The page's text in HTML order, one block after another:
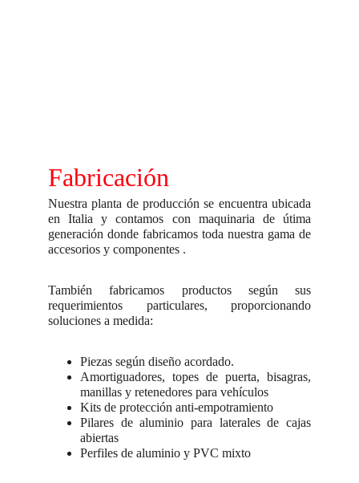
Fabricación
Nuestra planta de producción se encuentra ubicada
en Italia y contamos con maquinaria de útima
generación donde fabricamos toda nuestra gama de
accesorios y componentes .
También fabricamos productos según sus
requerimientos particulares, proporcionando
soluciones a medida:
Piezas según diseño acordado.
Amortiguadores, topes de puerta, bisagras,
manillas y retenedores para vehículos
Kits de protección anti-empotramiento
Pilares de aluminio para laterales de cajas
abiertas
Perfiles de aluminio y PVC mixto